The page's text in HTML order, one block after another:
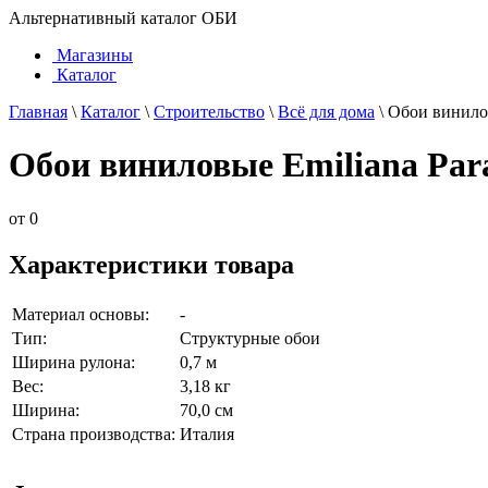
Альтернативный каталог ОБИ
Магазины
Каталог
Главная \ Каталог \ Строительство \ Всё для дома \ Обои
Обои виниловые Emiliana
от 0
Характеристики товара
Материал основы:
-
Тип:
Структурные обои
Ширина рулона:
0,7 м
Вес:
3,18 кг
Ширина:
70,0 см
Страна производства: Италия